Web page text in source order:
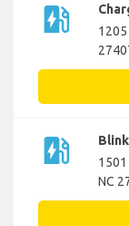
ev_station
ev_station
NC